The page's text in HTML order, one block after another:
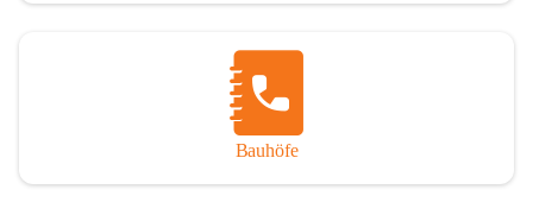
565 bis 2.123 m
Untertal, St. Katharein an der Laming, Hüttengraben,
Bauhöfe